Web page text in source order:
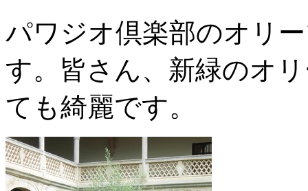
パワジオ倶楽部のオリ
す。皆さん、新緑のオ
ても綺麗です。